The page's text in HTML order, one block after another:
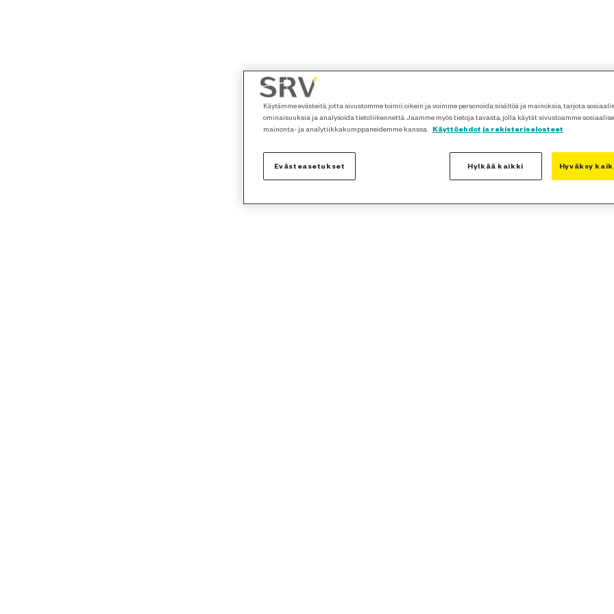
Käytämme evästeitä, jotta sivustomme toimii oikein ja voimme personoida sisältöä ja mainoksia, tarjota
ominaisuuksia ja analysoida tietoliikennettä. Jaamme myös tietoja tavasta, jolla käytät sivustoamme
mainonta- ja analytiikkakumppaneidemme kanssa.
Käyttöehdot ja rekisteriselosteet
Evästeasetukset Hylkää kaikki Hyväksy